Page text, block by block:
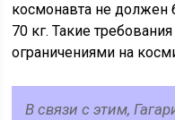
космонавта не
70 кг. Такие
ограничениями на
В связи с этим,